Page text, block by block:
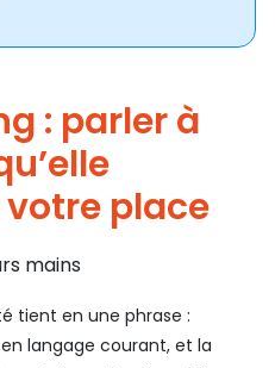
: parler à
place
mains
tient en une phrase :
langage courant, et la